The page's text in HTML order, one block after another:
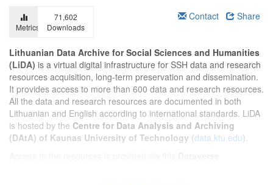
Metrics
71,602
Downloads
Contact Share
Lithuanian Data Archive for Social Sciences and Humanities
(LiDA) is a virtual digital infrastructure for SSH data and research
resources acquisition, long-term preservation and dissemination.
It provides access to more than 600 data and research resources.
All the data and research resources are documented in both
Lithuanian and English according to international standards. LiDA
is hosted by the Centre for Data Analysis and Archiving
(DAtA) of Kaunas University of Technology (data.ktu.edu).